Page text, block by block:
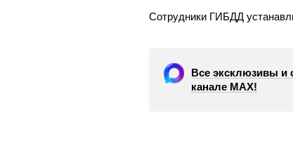
Сотрудники ГИБДД
Все эксклюзивы и
канале МАХ!